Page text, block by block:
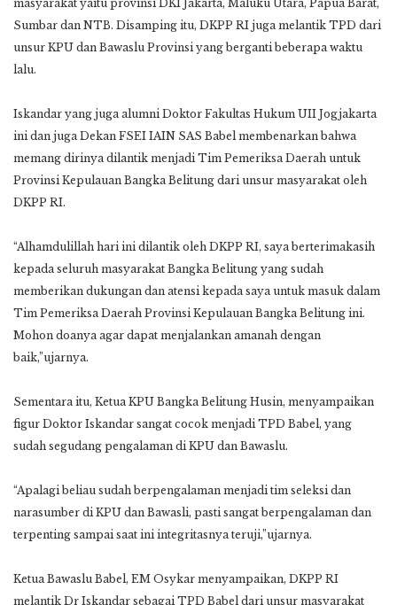
masyarakat yaitu provinsi DKI Jakarta, Maluku Utara, Papua Barat,
Sumbar dan NTB. Disamping itu, DKPP RI juga melantik TPD dari
unsur KPU dan Bawaslu Provinsi yang berganti beberapa waktu
lalu.
Iskandar yang juga alumni Doktor Fakultas Hukum UII Jogjakarta
ini dan juga Dekan FSEI IAIN SAS Babel membenarkan bahwa
memang dirinya dilantik menjadi Tim Pemeriksa Daerah untuk
Provinsi Kepulauan Bangka Belitung dari unsur masyarakat oleh
DKPP RI.
“Alhamdulillah hari ini dilantik oleh DKPP RI, saya berterimakasih
kepada seluruh masyarakat Bangka Belitung yang sudah
memberikan dukungan dan atensi kepada saya untuk masuk dalam
Tim Pemeriksa Daerah Provinsi Kepulauan Bangka Belitung ini.
Mohon doanya agar dapat menjalankan amanah dengan
baik,”ujarnya.
Sementara itu, Ketua KPU Bangka Belitung Husin, menyampaikan
figur Doktor Iskandar sangat cocok menjadi TPD Babel, yang
sudah segudang pengalaman di KPU dan Bawaslu.
“Apalagi beliau sudah berpengalaman menjadi tim seleksi dan
narasumber di KPU dan Bawasli, pasti sangat berpengalaman dan
terpenting sampai saat ini integritasnya teruji,”ujarnya.
Ketua Bawaslu Babel, EM Osykar menyampaikan, DKPP RI
melantik Dr Iskandar sebagai TPD Babel dari unsur masyarakat